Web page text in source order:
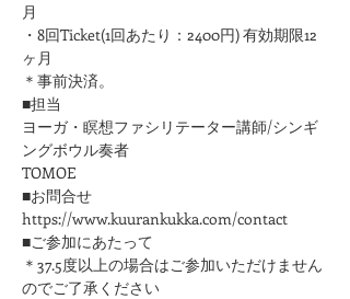
月
・8回Ticket(1回あたり：2400円) 有効期限12
ヶ月
＊事前決済。
■担当
ヨーガ・瞑想ファシリテーター講師/シンギ
ングボウル奏者
TOMOE
■お問合せ
https://www.kuurankukka.com/contact
■ご参加にあたって
＊37.5度以上の場合はご参加いただけません
のでご了承ください